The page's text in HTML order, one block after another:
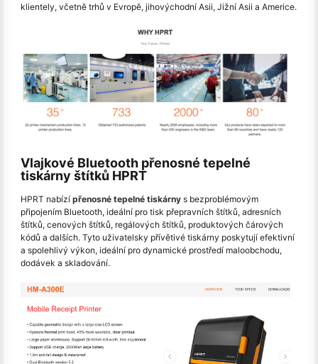
klientely, včetně trhů v Evropě, jihovýchodní Asii, Jižní Asii a Americe.
Vlajkové Bluetooth přenosné tepelné
tiskárny štítků HPRT
HPRT nabízí přenosné tepelné tiskárny s bezproblémovým
připojením Bluetooth, ideální pro tisk přepravních štítků, adresních
štítků, cenových štítků, regálových štítků, produktových čárových
kódů a dalších. Tyto uživatelsky přívětivé tiskárny poskytují efektivní
a spolehlivý výkon, ideální pro dynamické prostředí maloobchodu,
dodávek a skladování.